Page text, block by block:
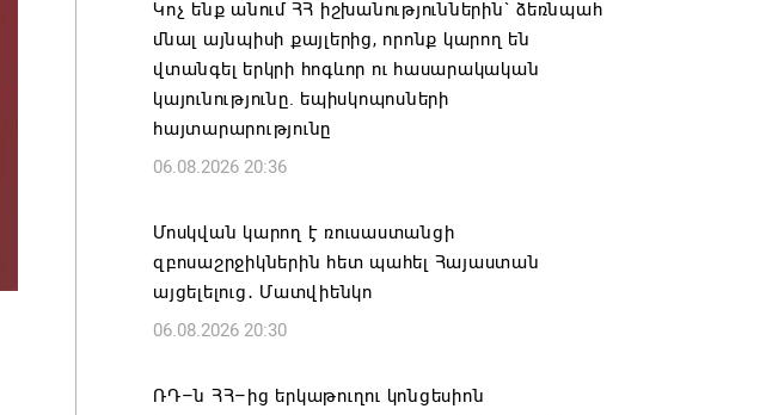
Կոչ ենք անում ՀՀ իշխանություններին` ձեռնպահ
մնալ այնպիսի քայլերից, որոնք կարող են
վտանգել երկրի հոգևոր ու հասարակական
կայունությունը. եպիսկոպոսների
հայտարարությունը
06.08.2026 20:36
Մոսկվան կարող է ռուսաստանցի
զբոսաշրջիկներին հետ պահել Հայաստան
այցելելուց․ Մատվիենկո
06.08.2026 20:30
ՌԴ–ն ՀՀ–ից երկաթուղու կոնցեսիոն